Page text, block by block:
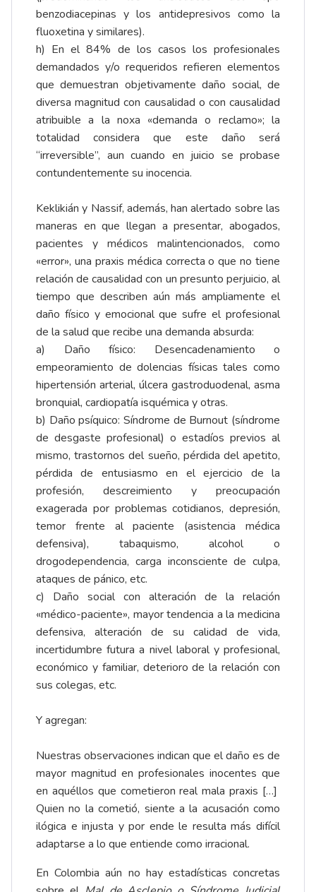
benzodiacepinas y los antidepresivos como la
fluoxetina y similares).
h) En el 84% de los casos los profesionales
demandados y/o requeridos refieren elementos
que demuestran objetivamente daño social, de
diversa magnitud con causalidad o con causalidad
atribuible a la noxa «demanda o reclamo»; la
totalidad considera que este daño será
“irreversible”, aun cuando en juicio se probase
contundentemente su inocencia.
Keklikián y Nassif, además, han alertado sobre las
maneras en que llegan a presentar, abogados,
pacientes y médicos malintencionados, como
«error», una praxis médica correcta o que no tiene
relación de causalidad con un presunto perjuicio, al
tiempo que describen aún más ampliamente el
daño físico y emocional que sufre el profesional
de la salud que recibe una demanda absurda:
a) Daño físico: Desencadenamiento o
empeoramiento de dolencias físicas tales como
hipertensión arterial, úlcera gastroduodenal, asma
bronquial, cardiopatía isquémica y otras.
b) Daño psíquico: Síndrome de Burnout (síndrome
de desgaste profesional) o estadíos previos al
mismo, trastornos del sueño, pérdida del apetito,
pérdida de entusiasmo en el ejercicio de la
profesión, descreimiento y preocupación
exagerada por problemas cotidianos, depresión,
temor frente al paciente (asistencia médica
defensiva), tabaquismo, alcohol o
drogodependencia, carga inconsciente de culpa,
ataques de pánico, etc.
c) Daño social con alteración de la relación
«médico-paciente», mayor tendencia a la medicina
defensiva, alteración de su calidad de vida,
incertidumbre futura a nivel laboral y profesional,
económico y familiar, deterioro de la relación con
sus colegas, etc.
Y agregan:
Nuestras observaciones indican que el daño es de
mayor magnitud en profesionales inocentes que
en aquéllos que cometieron real mala praxis […]
Quien no la cometió, siente a la acusación como
ilógica e injusta y por ende le resulta más difícil
adaptarse a lo que entiende como irracional.
En Colombia aún no hay estadísticas concretas